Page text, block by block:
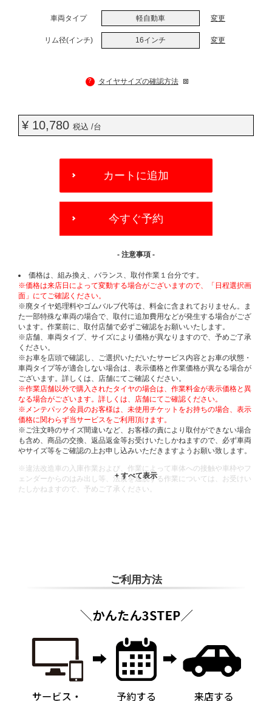
車両タイプ 軽自動車 変更
リム径(インチ) 16インチ 変更
? タイヤサイズの確認方法
¥ 10,780 税込 /台
OPTIONS
カートに追加
今すぐ予約
- 注意事項 -
価格は、組み換え、バランス、取付作業１台分です。
※価格は来店日によって変動する場合がございますので、「日程選択画
面」にてご確認ください。
※廃タイヤ処理料やゴムバルブ代等は、料金に含まれておりません。ま
た一部特殊な車両の場合で、取付に追加費用などが発生する場合がござ
います。作業前に、取付店舗で必ずご確認をお願いいたします。
※店舗、車両タイプ、サイズにより価格が異なりますので、予めご了承
ください。
※お車を店頭で確認し、ご選択いただいたサービス内容とお車の状態・
車両タイプ等が適合しない場合は、表示価格と作業価格が異なる場合が
ございます。詳しくは、店舗にてご確認ください。
※作業店舗以外で購入されたタイヤの場合は、作業料金が表示価格と異
なる場合がございます。詳しくは、店舗にてご確認ください。
※メンテパック会員のお客様は、未使用チケットをお持ちの場合、表示
価格に関わらず当サービスをご利用頂けます。
※ご注文時のサイズ間違いなど、お客様の責により取付ができない場合
も含め、商品の交換、返品返金等お受けいたしかねますので、必ず車両
やサイズ等をご確認の上お申し込みいただきますようお願い致します。
※違法改造車の入庫作業および、作業によって車体への接触や車枠やフ
ェンダーからのはみ出し等、法規を逸脱する作業については、お受けい
たしかねますので、予めご了承ください。
ご利用方法